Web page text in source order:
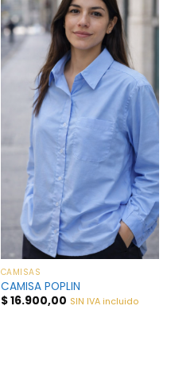
CAMISAS
CAMISA POPLIN
$16.900,00 SIN IVA incluido